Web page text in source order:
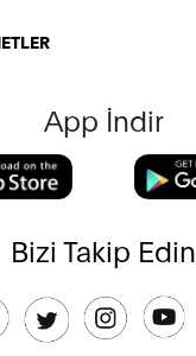
App İndir
Bizi Takip Edin